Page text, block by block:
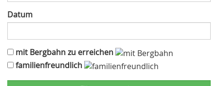
Datum
mit Bergbahn zu erreichen
familienfreundlich